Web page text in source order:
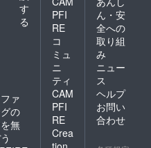
す
る
ァ
の
無
PFI
RE
コ
ミュ
ニ
ティ
CAM
PFI
RE
Crea
ん・安
全への
取り組
み
ニュー
ス
ヘルプ
お問い
合わせ